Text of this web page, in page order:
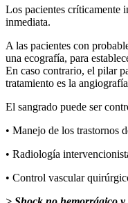
Los pacientes críticamente
inmediata.
A las pacientes con
una ecografía, para
En caso contrario, el pilar
tratamiento es la
El sangrado puede ser
• Manejo de los trastornos
• Radiología
• Control vascular